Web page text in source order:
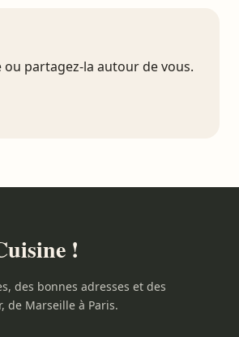
ou partagez-la autour de vous.
!
des bonnes adresses et des
de Marseille à Paris.